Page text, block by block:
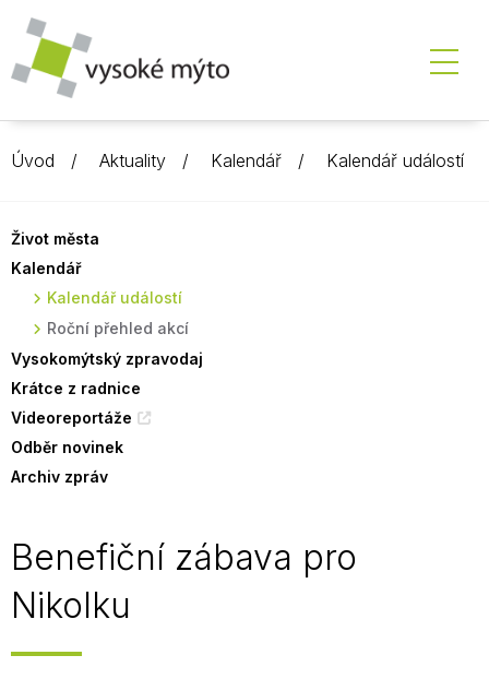
Úvod Aktuality Kalendář Kalendář událostí
Život města
Kalendář
Kalendář událostí
Roční přehled akcí
Vysokomýtský zpravodaj
Krátce z radnice
Videoreportáže
Odběr novinek
Archiv zpráv
Benefiční zábava pro
Nikolku